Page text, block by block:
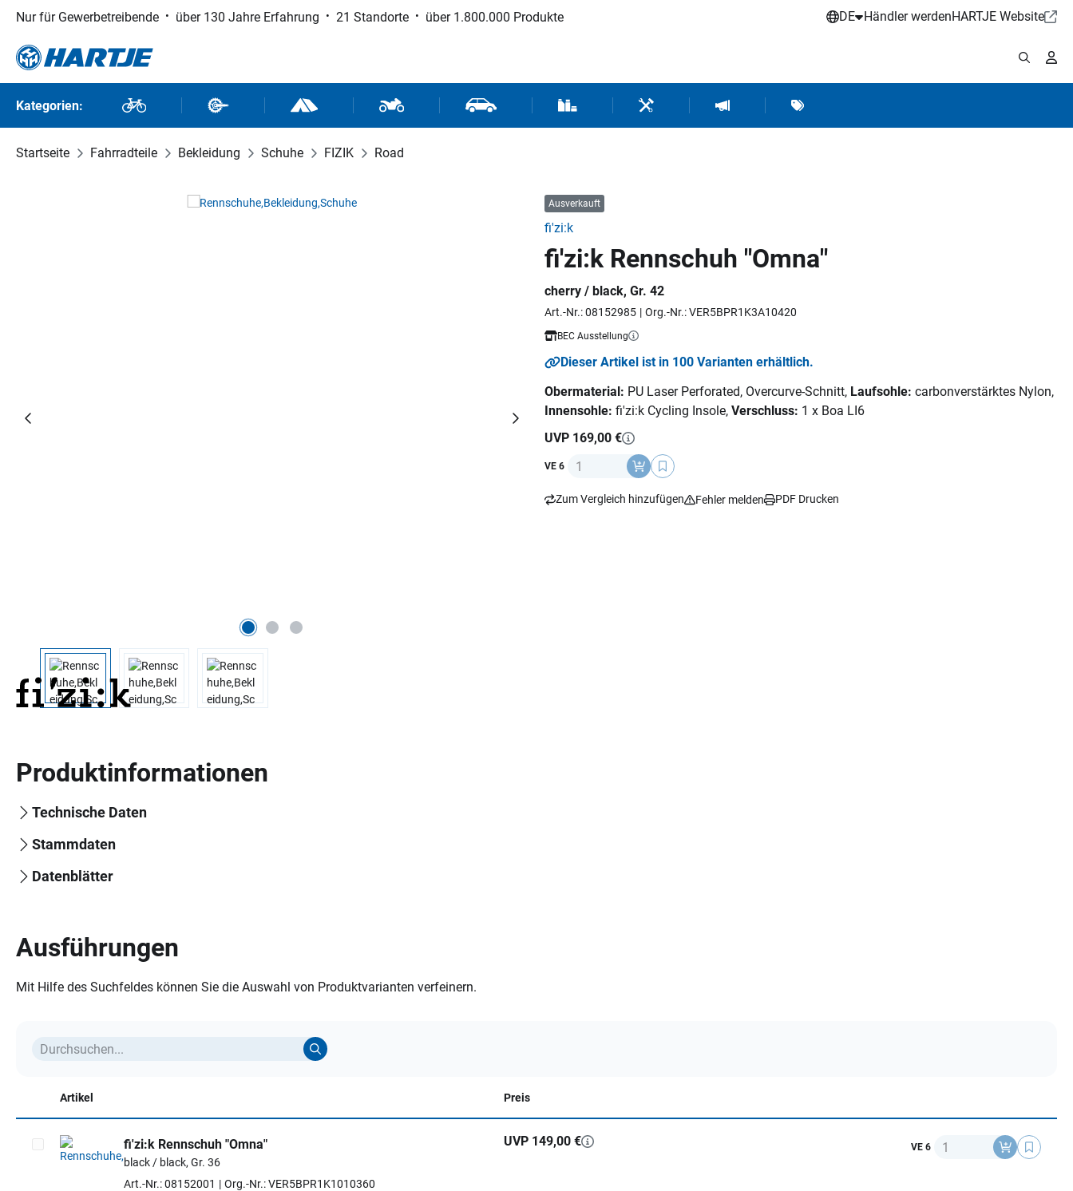
Hauptinhalt springen
Zur Suche springen
Zur Hauptnavigation springen
Nur für Gewerbetreibende über 130 Jahre Erfahrung 21 Standorte über 1.800.000 Produkte DE Händler werdenHARTJE Website
Kategorien: Fahrräder Fahrradteile Outdoor und SportMotorrad- und RollerteileFahrzeugteile und ZubehörVerbrauchsmaterial / Werkstattbedarf
Werkzeuge / Werkstattausrüstung
Hartje MarketingMarken
Startseite Fahrradteile Bekleidung Schuhe FIZIK Road
Ausverkauft
fi'zi:k
fi'zi:k Rennschuh "Omna"
cherry / black, Gr. 42
Art.-Nr.: 08152985 Org.-Nr.: VER5BPR1K3A10420
BEC Ausstellung
Dieser Artikel ist in 100 Varianten erhältlich.
Obermaterial: PU Laser Perforated, Overcurve-Schnitt, Laufsohle: carbonverstärktes Nylon,
Innensohle: fi'zi:k Cycling Insole, Verschluss: 1 x Boa LI6
UVP 169,00 €
VE 6 Anzahl
Zum Vergleich hinzufügen Fehler melden PDF Drucken
Produktinformationen
Technische Daten
Stammdaten
Datenblätter
Ausführungen
Mit Hilfe des Suchfeldes können Sie die Auswahl von Produktvarianten verfeinern.
Artikel Preis
Artikel auswählen
fi'zi:k Rennschuh "Omna"
black / black, Gr. 36
Art.-Nr.: 08152001
Org.-Nr.: VER5BPR1K1010360
UVP 149,00 € VE 6 Anzahl